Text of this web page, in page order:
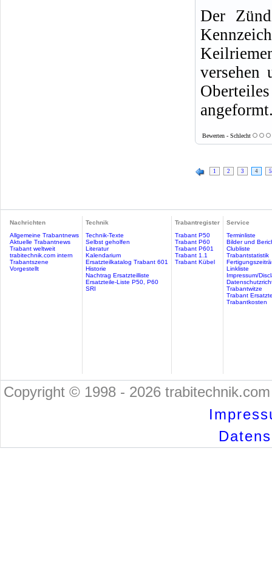
Der
versehen
Bewerten - Schlecht
1 2 3 4 5
Nachrichten
Allgemeine Trabantnews
Aktuelle Trabantnews
Trabant weltweit
trabitechnik.com intern
Trabantszene
Vorgestellt
Technik
Technik-Texte
Selbst geholfen
Literatur
Kalendarium
Ersatzteilkatalog Trabant 601
Historie
Nachtrag Ersatzteilliste
Ersatzteile-Liste P50, P60
SRI
Trabantregister
Trabant P50
Trabant P60
Trabant P601
Trabant 1.1
Trabant Kübel
Service
Terminliste
Bilder und
Clubliste
Trabantstatistik
Linkliste
Impressum/
Trabantwitze
Trabant
Trabantkosten
Copyright © 1998 - 2026